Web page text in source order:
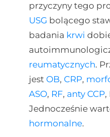
przyczyny tego
USG bolącego
badania krwi
reumatycznych.
jest OB, CRP,
ASO, RF, anty CCP,
Jednocześnie
hormonalne.